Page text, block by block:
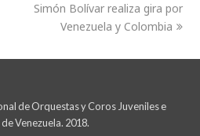
Simón Bolívar realiza gira por
Venezuela y Colombia
de Orquestas y Coros Juveniles e
Venezuela. 2018.